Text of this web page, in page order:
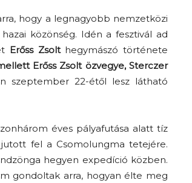
hogy a legnagyobb nemzetközi
közönség. Idén a fesztivál ad
Erőss Zsolthegymászó története
Erőss Zsolt özvegye, Sterczer
szeptember 22-étől lesz látható
éves pályafutása alatt tíz
fel a Csomolungma tetejére.
hegyen expedíció közben.
gondoltak arra, hogyan élte meg